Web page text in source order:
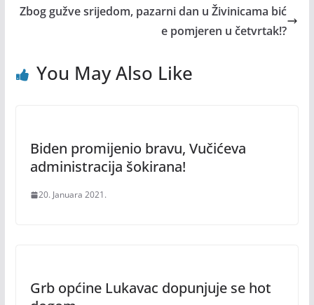
Zbog gužve srijedom, pazarni dan u Živinicama bić
e pomjeren u četvrtak!?
You May Also Like
Biden promijenio bravu, Vučićeva
administracija šokirana!
20. Januara 2021.
Grb općine Lukavac dopunjuje se hot